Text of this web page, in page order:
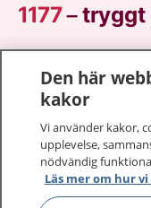
1177–tryggt
På 1177.se får du
sjukdomar och
Logga in för att
vårdärenden.
1177 ger dig råd
Den här
kakor
Vi använder kakor,
upplevelse,
nödvändig
Läs mer om hur